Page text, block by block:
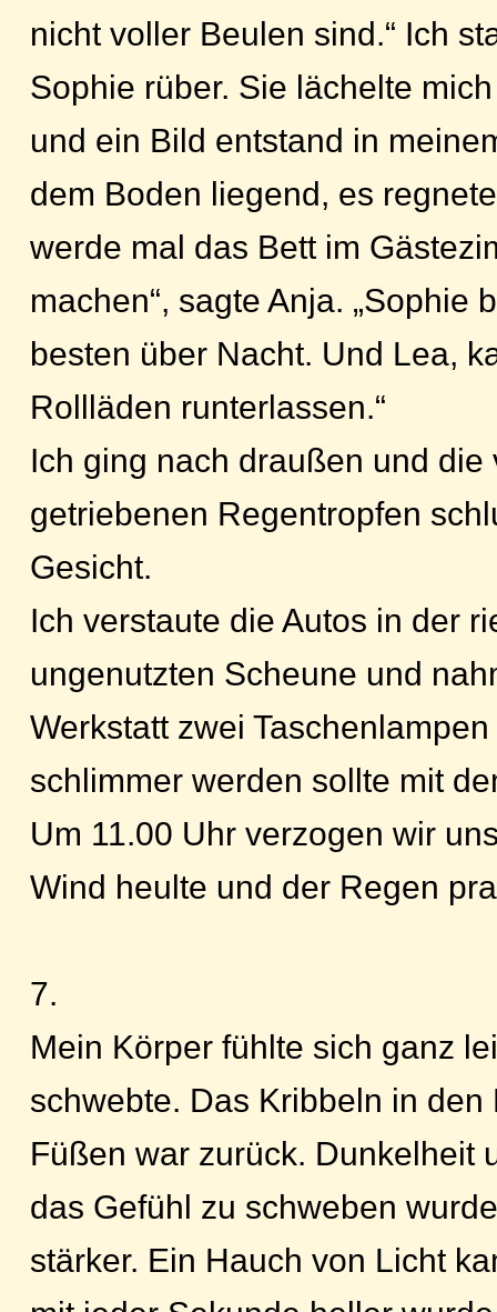
nicht voller Beulen sind.“ Ich
Sophie rüber. Sie lächelte
und ein Bild entstand in
dem Boden liegend, es
werde mal das Bett im
machen“, sagte Anja. „Sophie
besten über Nacht. Und Lea,
Rollläden runterlassen.“
Ich ging nach draußen und die
getriebenen Regentropfen
Gesicht.
Ich verstaute die Autos in der
ungenutzten Scheune und
Werkstatt zwei
schlimmer werden sollte mit
Um 11.00 Uhr verzogen wir
Wind heulte und der Regen
7.
Mein Körper fühlte sich ganz
schwebte. Das Kribbeln in den
Füßen war zurück. Dunkelheit
das Gefühl zu schweben
stärker. Ein Hauch von Licht